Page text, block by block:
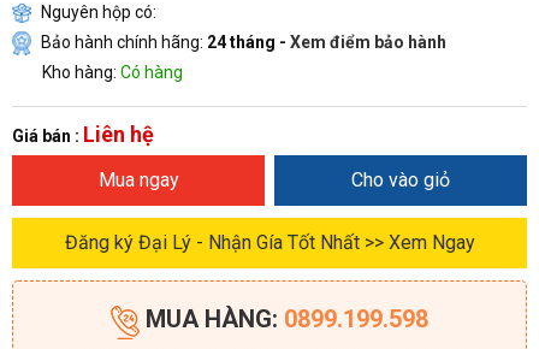
Nguyên hộp có:
Bảo hành chính hãng: 24 tháng - Xem điểm bảo hành
Kho hàng: Có hàng
Giá bán : Liên hệ
Mua ngay Cho vào giỏ
Đăng ký Đại Lý - Nhận Gía Tốt Nhất >> Xem Ngay
MUA HÀNG: 0899.199.598